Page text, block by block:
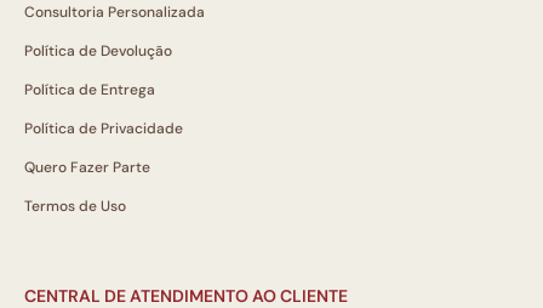
Consultoria Personalizada
Política de Devolução
Política de Entrega
Política de Privacidade
Quero Fazer Parte
Termos de Uso
CENTRAL DE ATENDIMENTO AO CLIENTE